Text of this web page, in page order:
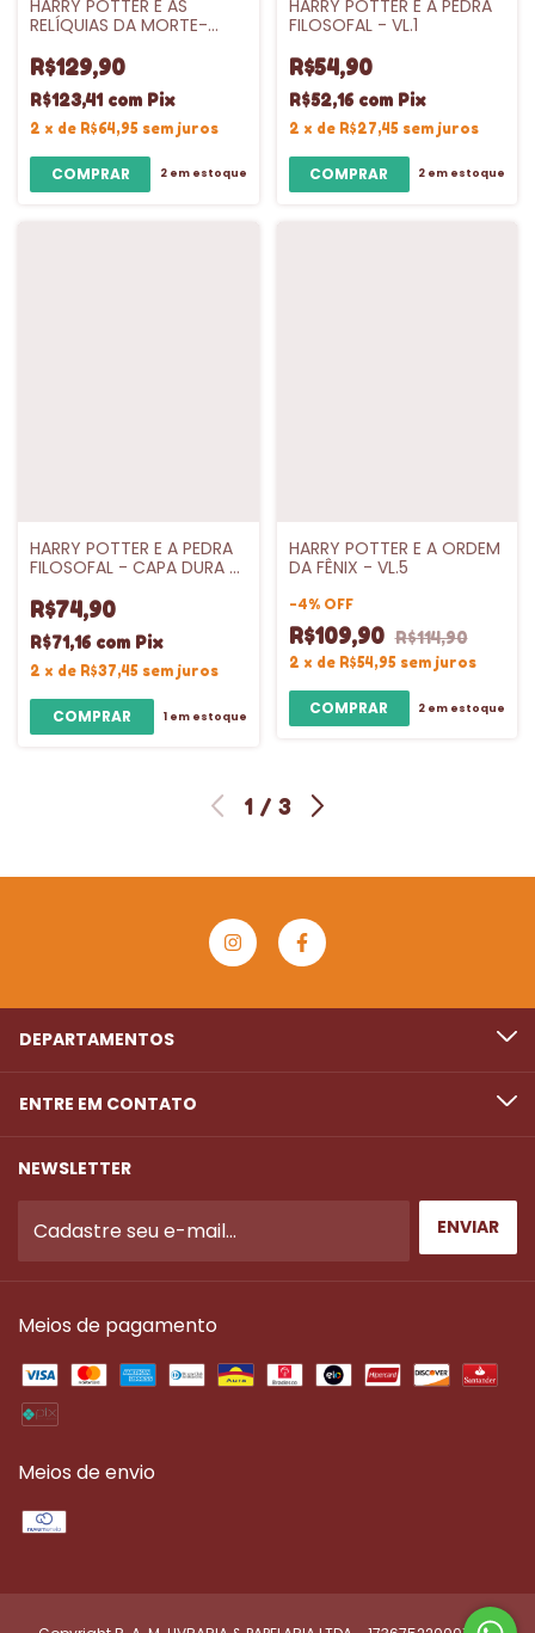
HARRY POTTER E AS
RELÍQUIAS DA MORTE-
R$129,90
R$123,41 com Pix
2 x de R$64,95 sem juros
2em estoque
HARRY POTTER E A PEDRA
FILOSOFAL - VL.1
R$54,90
R$52,16 com Pix
2 x de R$27,45 sem juros
2 em estoque
HARRY POTTER E A PEDRA
FILOSOFAL - CAPA DURA -
R$74,90
R$71,16 com Pix
2 x de R$37,45 sem juros
1em estoque
HARRY POTTER E A ORDEM
DA FÊNIX - VL.5
-4% OFF
R$109,90 R$114,90
2 x de R$54,95 sem juros
2 em estoque
1 / 3
DEPARTAMENTOS
ENTRE EM CONTATO
NEWSLETTER
Meios de pagamento
Meios de envio